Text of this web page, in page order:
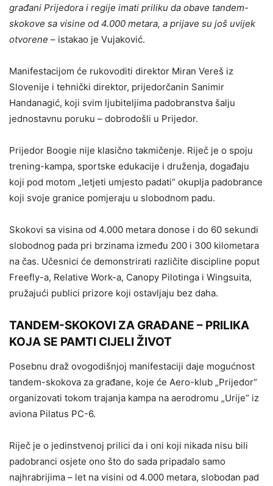
građani Prijedora i regije imati priliku da obave tandem-
skokove sa visine od 4.000 metara, a prijave su još uvijek
otvorene – istakao je Vujaković.
Manifestacijom će rukovoditi direktor Miran Vereš iz
Slovenije i tehnički direktor, prijedorčanin Sanimir
Handanagić, koji svim ljubiteljima padobranstva šalju
jednostavnu poruku – dobrodošli u Prijedor.
Prijedor Boogie nije klasično takmičenje. Riječ je o spoju
trening-kampa, sportske edukacije i druženja, događaju
koji pod motom „letjeti umjesto padati“ okuplja padobrance
koji svoje granice pomjeraju u slobodnom padu.
Skokovi sa visina od 4.000 metara donose i do 60 sekundi
slobodnog pada pri brzinama između 200 i 300 kilometara
na čas. Učesnici će demonstrirati različite discipline poput
Freefly-a, Relative Work-a, Canopy Pilotinga i Wingsuita,
pružajući publici prizore koji ostavljaju bez daha.
TANDEM-SKOKOVI ZA GRAĐANE – PRILIKA
KOJA SE PAMTI CIJELI ŽIVOT
Posebnu draž ovogodišnjoj manifestaciji daje mogućnost
tandem-skokova za građane, koje će Aero-klub „Prijedor“
organizovati tokom trajanja kampa na aerodromu „Urije“ iz
aviona Pilatus PC-6.
Riječ je o jedinstvenoj prilici da i oni koji nikada nisu bili
padobranci osjete ono što do sada pripadalo samo
najhrabrijima – let na visini od 4.000 metara, slobodan pad